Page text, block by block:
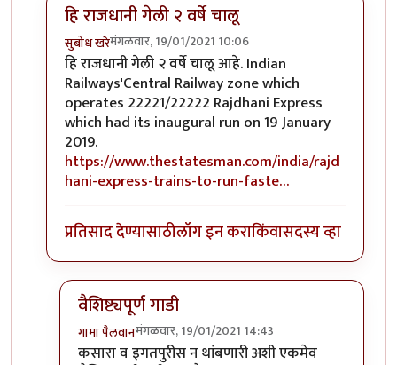
हि राजधानी गेली २ वर्षे चालू
सुबोध खरेमंगळवार, 19/01/2021 10:06
In reply toराजधानी...byहेमंतकुमार
हि राजधानी गेली २ वर्षे चालू आहे. Indian
Railways'Central Railway zone which
operates 22221/22222 Rajdhani Express
which had its inaugural run on 19 January
2019.
https://www.thestatesman.com/india/rajd
hani-express-trains-to-run-faste…
प्रतिसाद देण्यासाठीलॉग इन कराकिंवासदस्य व्हा
वैशिष्ट्यपूर्ण गाडी
गामा पैलवानमंगळवार, 19/01/2021 14:43
In reply toहि राजधानी गेली २ वर्षे चालूby
कसारा व इगतपुरीस न थांबणारी अशी एकमेव